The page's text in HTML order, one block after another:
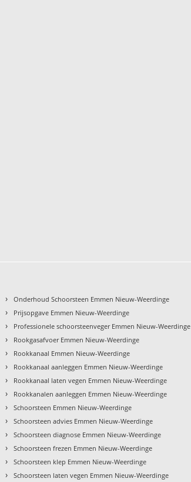
› Onderhoud Schoorsteen Emmen Nieuw-Weerdinge
› Prijsopgave Emmen Nieuw-Weerdinge
› Professionele schoorsteenveger Emmen Nieuw-Weerdinge
› Rookgasafvoer Emmen Nieuw-Weerdinge
› Rookkanaal Emmen Nieuw-Weerdinge
› Rookkanaal aanleggen Emmen Nieuw-Weerdinge
› Rookkanaal laten vegen Emmen Nieuw-Weerdinge
› Rookkanalen aanleggen Emmen Nieuw-Weerdinge
› Schoorsteen Emmen Nieuw-Weerdinge
› Schoorsteen advies Emmen Nieuw-Weerdinge
› Schoorsteen diagnose Emmen Nieuw-Weerdinge
› Schoorsteen frezen Emmen Nieuw-Weerdinge
› Schoorsteen klep Emmen Nieuw-Weerdinge
› Schoorsteen laten vegen Emmen Nieuw-Weerdinge